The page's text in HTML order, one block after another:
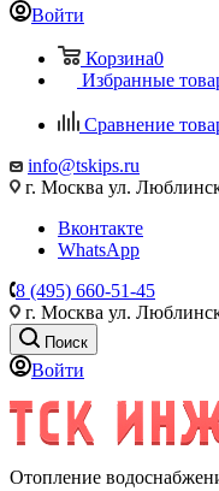
Войти
Корзина0
Избранные
Сравнение
info@tskips.ru
г. Москва ул.
Вконтакте
WhatsApp
8 (495) 660-51-45
г. Москва ул.
Поиск
Войти
Отопление